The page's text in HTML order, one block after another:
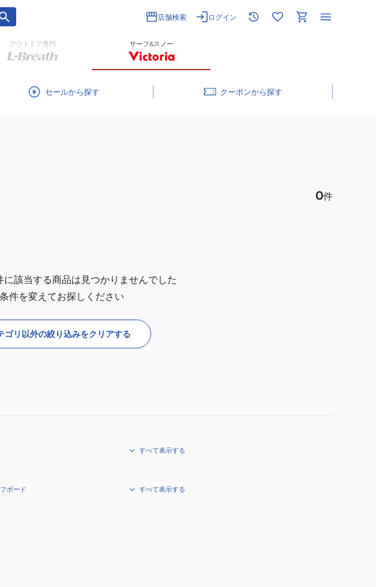
店舗検索 ログイン
アウトドア専門 サーフ&スノー
セール クーポン
0件
に該当する商品は見つかりませんでした
件を変えてお探しください
ゴリ以外の絞り込みをクリアする
すべて表示する
ボード すべて表示する